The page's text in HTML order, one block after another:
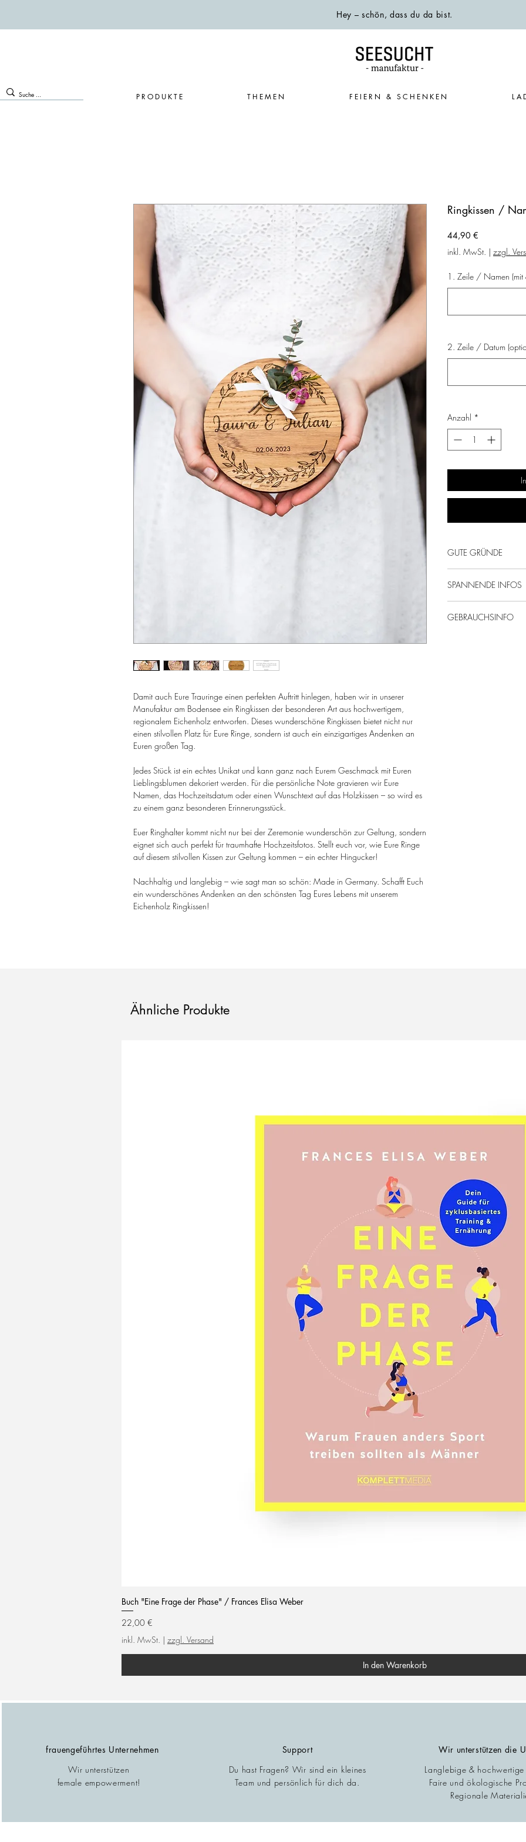
Hey – schön, dass du da bist.
PRODUKTE THEMEN FEIERN & SCHENKEN
Damit auch Eure Trauringe einen perfekten Auftritt hinlegen, haben wir in unserer
Manufaktur am Bodensee ein Ringkissen der besonderen Art aus hochwertigem,
regionalem Eichenholz entworfen. Dieses wunderschöne Ringkissen bietet nicht nur
einen stilvollen Platz für Eure Ringe, sondern ist auch ein einzigartiges Andenken an
Euren großen Tag.
Jedes Stück ist ein echtes Unikat und kann ganz nach Eurem Geschmack mit Euren
Lieblingsblumen dekoriert werden. Für die persönliche Note gravieren wir Eure
Namen, das Hochzeitsdatum oder einen Wunschtext auf das Holzkissen – so wird es
zu einem ganz besonderen Erinnerungsstück.
Euer Ringhalter kommt nicht nur bei der Zeremonie wunderschön zur Geltung, sondern
eignet sich auch perfekt für traumhafte Hochzeitsfotos. Stellt euch vor, wie Eure Ringe
auf diesem stilvollen Kissen zur Geltung kommen – ein echter Hingucker!
Nachhaltig und langlebig – wie sagt man so schön: Made in Germany. Schafft Euch
ein wunderschönes Andenken an den schönsten Tag Eures Lebens mit unserem
Eichenholz Ringkissen!
Ringkissen /
44,90 €
inkl. MwSt. | zzgl.
1. Zeile / Namen (mit
2. Zeile / Datum
Anzahl *
GUTE GRÜNDE
Persönlicher gehts
Echte
Nachhaltige &
SPANNENDE INFOS
Maße: 14 cm
GEBRAUCHSINFO
Ähnliche Produkte
Buch "Eine Frage der Phase" / Frances Elisa Weber
Preis
22,00 €
inkl. MwSt. | zzgl. Versand
In den Warenkorb
frauengeführtes Unternehmen
Wir unterstützen
female empowerment!
Support
Du hast Fragen? Wir sind ein kleines
Team und persönlich für dich da.
Wir unterstützen die
Langlebige &
Faire und ökologische
Regionale